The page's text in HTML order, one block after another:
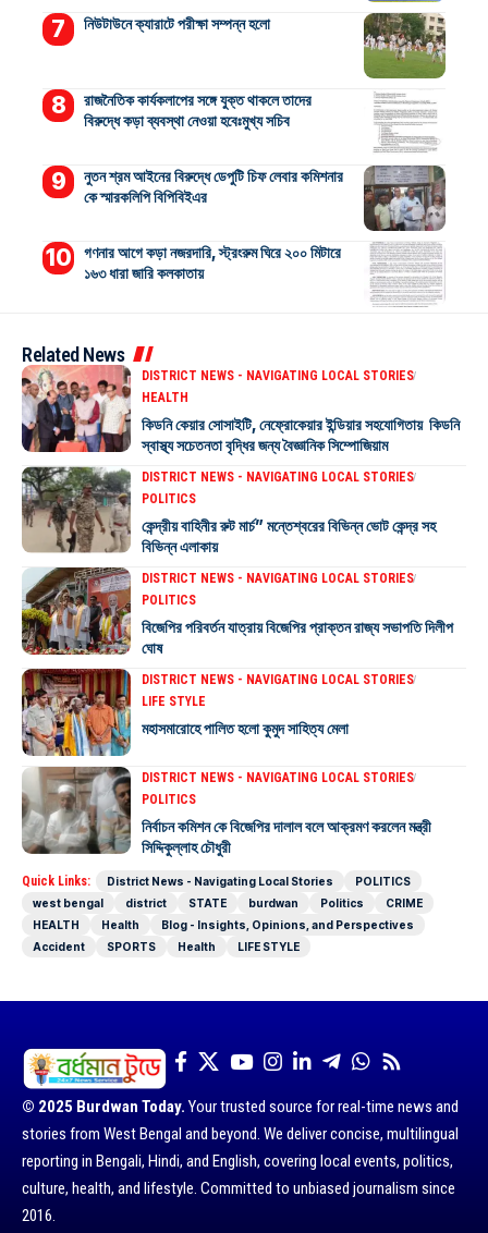
নিউটাউনে ক্যারাটে পরীক্ষা সম্পন্ন হলো
রাজনৈতিক কার্যকলাপের সঙ্গে যুক্ত থাকলে তাদের
বিরুদ্ধে কড়া ব্যবস্থা নেওয়া হবেঃমুখ্য সচিব
নুতন শ্রম আইনের বিরুদ্ধে ডেপুটি চিফ লেবার কমিশনার
কে স্মারকলিপি বিপিবিইএর
গণনার আগে কড়া নজরদারি, স্ট্রংরুম ঘিরে ২০০ মিটারে
১৬৩ ধারা জারি কলকাতায়
Related News
DISTRICT NEWS - NAVIGATING LOCAL STORIES
HEALTH
কিডনি কেয়ার সোসাইটি, নেফ্রোকেয়ার ইন্ডিয়ার সহযোগিতায় কিডনি
স্বাস্থ্য সচেতনতা বৃদ্ধির জন্য বৈজ্ঞানিক সিম্পোজিয়াম
DISTRICT NEWS - NAVIGATING LOCAL STORIES
POLITICS
কেন্দ্রীয় বাহিনীর রুট মার্চ” মন্তেশ্বরের বিভিন্ন ভোট কেন্দ্র সহ
বিভিন্ন এলাকায়
DISTRICT NEWS - NAVIGATING LOCAL STORIES
POLITICS
বিজেপির পরিবর্তন যাত্রায় বিজেপির প্রাক্তন রাজ্য সভাপতি দিলীপ
ঘোষ
DISTRICT NEWS - NAVIGATING LOCAL STORIES
LIFE STYLE
মহাসমারোহে পালিত হলো কুমুদ সাহিত্য মেলা
DISTRICT NEWS - NAVIGATING LOCAL STORIES
POLITICS
নির্বাচন কমিশন কে বিজেপির দালাল বলে আক্রমণ করলেন মন্ত্রী
সিদ্দিকুল্লাহ চৌধুরী
Quick Links: District News - Navigating Local Stories
POLITICS
west bengal
district STATE burdwan Politics
CRIME
HEALTH
Health
Blog - Insights, Opinions, and Perspectives
Accident
SPORTS Health LIFE STYLE
© 2025 Burdwan Today. Your trusted source for real-time news and
stories from West Bengal and beyond. We deliver concise, multilingual
reporting in Bengali, Hindi, and English, covering local events, politics,
culture, health, and lifestyle. Committed to unbiased journalism since
2016.